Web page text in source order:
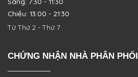
Chiều: 13:00 - 21:30
Từ Thứ 2 - Thứ 7
CHỨNG NHẬN NHÀ PHÂN PHỐI